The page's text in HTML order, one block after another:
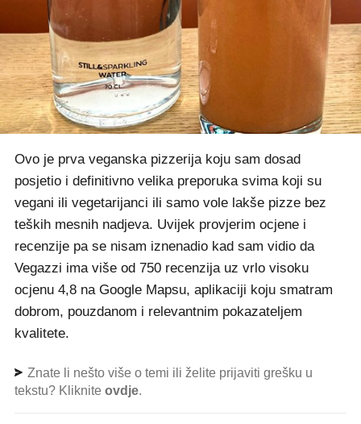
Ovo je prva veganska pizzerija koju sam dosad
posjetio i definitivno velika preporuka svima koji su
vegani ili vegetarijanci ili samo vole lakše pizze bez
teških mesnih nadjeva. Uvijek provjerim ocjene i
recenzije pa se nisam iznenadio kad sam vidio da
Vegazzi ima više od 750 recenzija uz vrlo visoku
ocjenu 4,8 na Google Mapsu, aplikaciji koju smatram
dobrom, pouzdanom i relevantnim pokazateljem
kvalitete.
Znate li nešto više o temi ili želite prijaviti grešku u
tekstu? Kliknite ovdje.